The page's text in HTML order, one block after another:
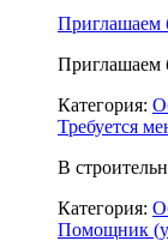
Приглашаем
Приглашаем
Категория:
Требуется
В
Категория:
Помощник